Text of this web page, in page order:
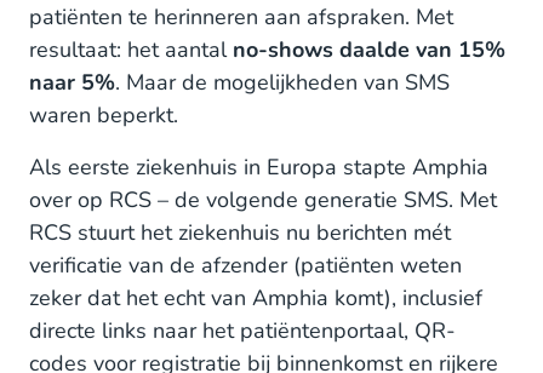
patiënten te herinneren aan afspraken. Met
resultaat: het aantal no-shows daalde van 15%
naar 5%. Maar de mogelijkheden van SMS
waren beperkt.
Als eerste ziekenhuis in Europa stapte Amphia
over op RCS – de volgende generatie SMS. Met
RCS stuurt het ziekenhuis nu berichten mét
verificatie van de afzender (patiënten weten
zeker dat het echt van Amphia komt), inclusief
directe links naar het patiëntenportaal, QR-
codes voor registratie bij binnenkomst en rijkere